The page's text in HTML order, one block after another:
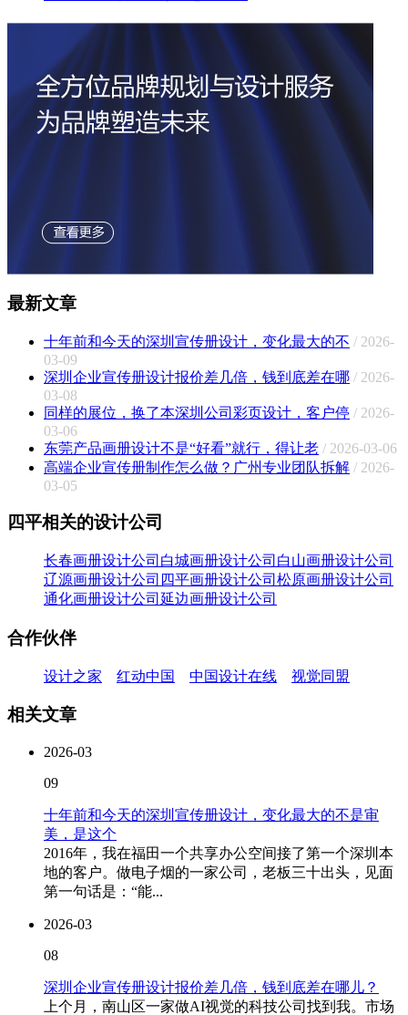
最新文章
十年前和今天的深圳宣传册设计，变化最大的不 / 2026-
03-09
深圳企业宣传册设计报价差几倍，钱到底差在哪 / 2026-
03-08
同样的展位，换了本深圳公司彩页设计，客户停 / 2026-
03-06
东莞产品画册设计不是“好看”就行，得让老 / 2026-03-06
高端企业宣传册制作怎么做？广州专业团队拆解 / 2026-
03-05
四平相关的设计公司
长春画册设计公司 白城画册设计公司 白山画册设计公司
辽源画册设计公司 四平画册设计公司 松原画册设计公司
通化画册设计公司 延边画册设计公司
合作伙伴
设计之家 红动中国 中国设计在线 视觉同盟
相关文章
2026-03
09
十年前和今天的深圳宣传册设计，变化最大的不是审
美，是这个
2016年，我在福田一个共享办公空间接了第一个深圳本
地的客户。做电子烟的一家公司，老板三十出头，见面
第一句话是：“能...
2026-03
08
深圳企业宣传册设计报价差几倍，钱到底差在哪儿？
上个月，南山区一家做AI视觉的科技公司找到我。市场